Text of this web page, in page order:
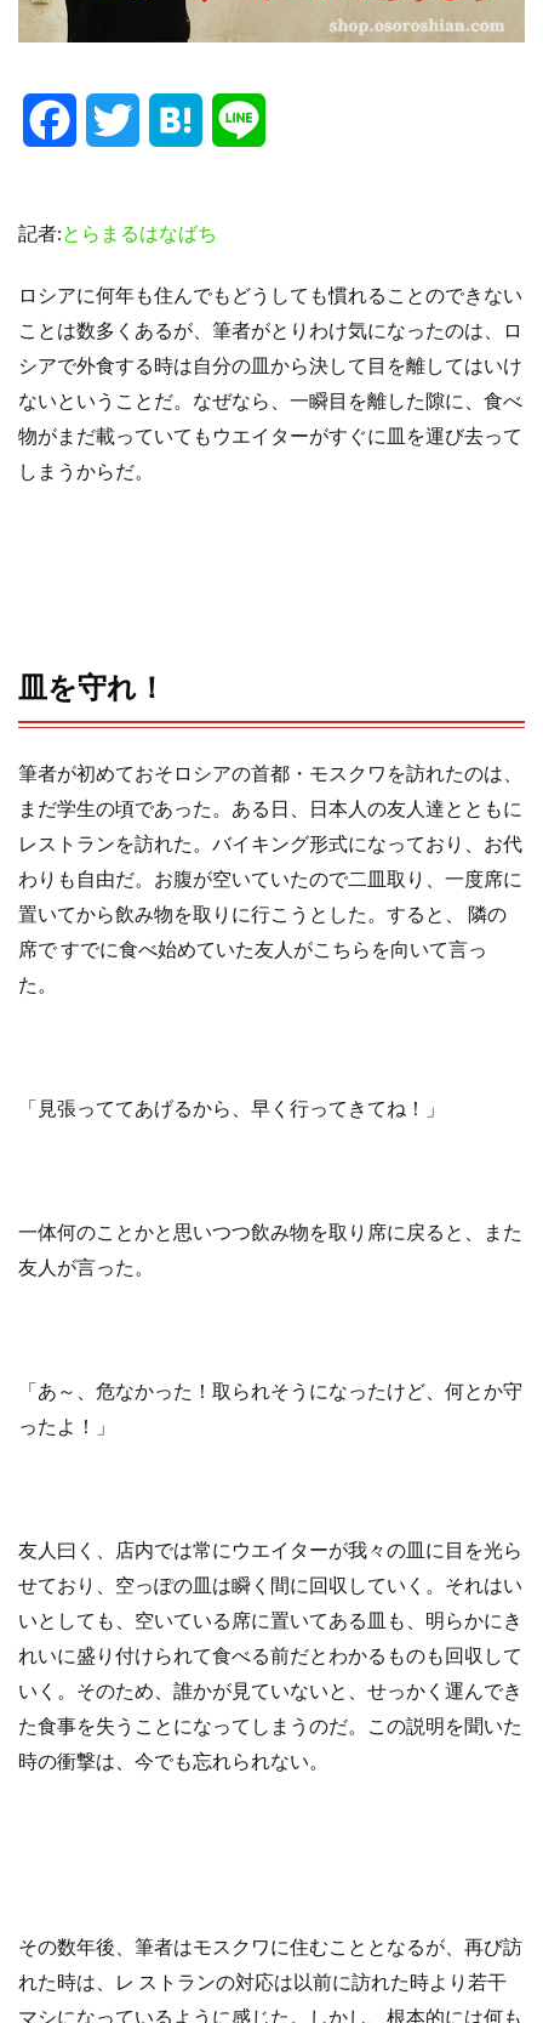
c
b
o
i
t
r
t
記者:とらまるはなばち
ロシアに何年も住んでもどうしても慣れることのできない
ことは数多くあるが、筆者がとりわけ気になったのは、ロ
シアで外食する時は自分の皿から決して目を離してはいけ
ないということだ。なぜなら、一瞬目を離した隙に、食べ
物がまだ載っていてもウエイターがすぐに皿を運び去って
しまうからだ。
皿を守れ！
筆者が初めておそロシアの首都・モスクワを訪れたのは、
まだ学生の頃であった。ある日、日本人の友人達とともに
レストランを訪れた。バイキング形式になっており、お代
わりも自由だ。お腹が空いていたので二皿取り、一度席に
置いてから飲み物を取りに行こうとした。すると、 隣の
席で すでに食べ始めていた友人がこちらを向いて言っ
た。
「見張っててあげるから、早く行ってきてね！」
一体何のことかと思いつつ飲み物を取り席に戻ると、また
友人が言った。
「あ～、危なかった！取られそうになったけど、何とか守
ったよ！」
友人曰く、店内では常にウエイターが我々の皿に目を光ら
せており、空っぽの皿は瞬く間に回収していく。それはい
いとしても、空いている席に置いてある皿も、明らかにき
れいに盛り付けられて食べる前だとわかるものも回収して
いく。そのため、誰かが見ていないと、せっかく運んでき
た食事を失うことになってしまうのだ。この説明を聞いた
時の衝撃は、今でも忘れられない。
その数年後、筆者はモスクワに住むこととなるが、再び訪
れた時は、レ ストランの対応は以前に訪れた時より若干
マシになっているように感じた。しかし、根本的には何も